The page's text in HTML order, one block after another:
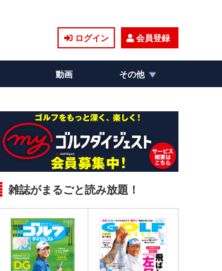
ログイン 会員登録
動画 その他
雑誌がまるごと読み放題！